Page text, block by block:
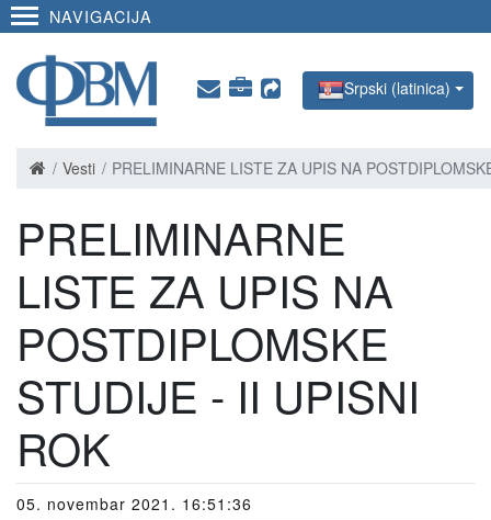
NAVIGACIJA
Srpski (latinica)
Vesti PRELIMINARNE LISTE ZA UPIS NA
PRELIMINARNE
LISTE ZA UPIS NA
POSTDIPLOMSKE
STUDIJE - II UPISNI
ROK
05. novembar 2021. 16:51:36